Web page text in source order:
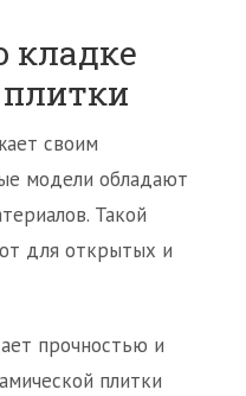
кладке
своим
модели обладают
Такой
для открытых и
прочностью и
плитки